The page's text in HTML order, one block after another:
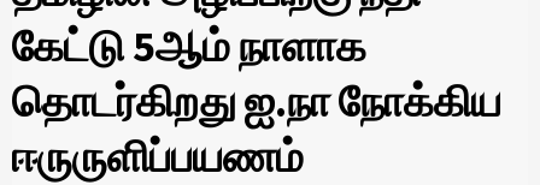
கேட்டு 5ஆம் நாளாக
தொடர்கிறது ஐ.நா நோக்கிய
ஈருருளிப்பயணம்